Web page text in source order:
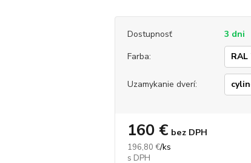
Dostupnosť
3 dni
Farba:
Uzamykanie dverí:
196,80 €/ks
160 € bez DPH